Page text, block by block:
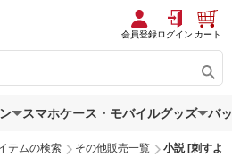
会員登録ログイン カート
スマホケース・モバイルグッズ バ
テムの検索 その他販売一覧 小説 [刺すよ